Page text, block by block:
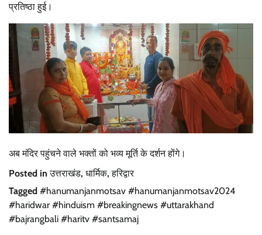
प्रतिष्ठा हुई।
अब मंदिर पहुंचने वाले भक्तों को भव्य मूर्ति के दर्शन होंगे।
Posted inउत्तराखंड, धार्मिक,हरिद्वार
Tagged #hanumanjanmotsav #hanumanjanmotsav2024
#haridwar #hinduism #breakingnews #uttarakhand
#bajrangbali #haritv #santsamaj